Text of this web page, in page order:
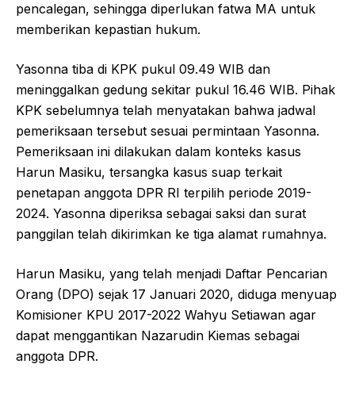
pencalegan, sehingga diperlukan fatwa MA untuk
memberikan kepastian hukum.
Yasonna tiba di KPK pukul 09.49 WIB dan
meninggalkan gedung sekitar pukul 16.46 WIB. Pihak
KPK sebelumnya telah menyatakan bahwa jadwal
pemeriksaan tersebut sesuai permintaan Yasonna.
Pemeriksaan ini dilakukan dalam konteks kasus
Harun Masiku, tersangka kasus suap terkait
penetapan anggota DPR RI terpilih periode 2019-
2024. Yasonna diperiksa sebagai saksi dan surat
panggilan telah dikirimkan ke tiga alamat rumahnya.
Harun Masiku, yang telah menjadi Daftar Pencarian
Orang (DPO) sejak 17 Januari 2020, diduga menyuap
Komisioner KPU 2017-2022 Wahyu Setiawan agar
dapat menggantikan Nazarudin Kiemas sebagai
anggota DPR.